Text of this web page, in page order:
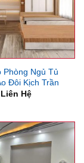
Phòng Ngủ Tủ
Đôi Kịch Trần
Liên Hệ